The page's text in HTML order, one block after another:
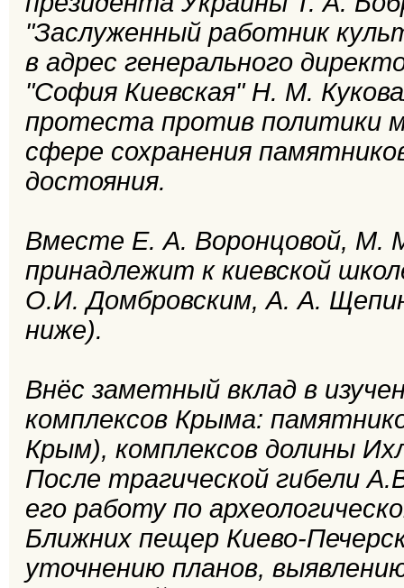
"Заслуженный работник
в адрес генерального
"София Киевская" Н. М.
протеста против политики
сфере сохранения
достояния.
Вместе Е. А. Воронцовой, М.
принадлежит к киевской
О.И. Домбровским, А. А.
ниже).
Внёс заметный вклад в
комплексов Крыма:
Крым), комплексов долины
После трагической гибели
его работу по
Ближних пещер Киево-
уточнению планов,